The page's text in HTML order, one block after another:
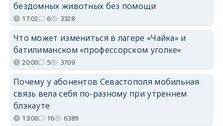
бездомных животных без помощи
17:02 6 3328
Что может измениться в лагере «Чайка» и
батилиманском «профессорском уголке»
20:00 5 3709
Почему у абонентов Севастополя мобильная
связь вела себя по-разному при утреннем
блэкауте
13:00 16 6389